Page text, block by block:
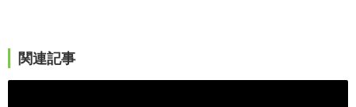
関連記事